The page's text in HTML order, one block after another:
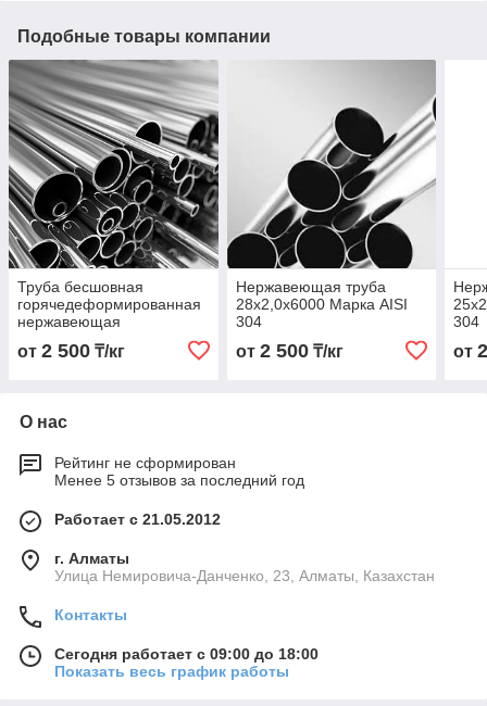
Подобные товары компании
Труба бесшовная
горячедеформированная
нержавеющая
20х2,0х6000 Марка AISI
304
от 2 500 ₸/кг
Нержавеющая труба
28х2,0х6000 Марка AISI
304
от 2 500₸/кг
304
от
О нас
Рейтинг не сформирован
Менее 5 отзывов за последний год
Работает с 21.05.2012
г. Алматы
Улица Немировича-Данченко, 23, Алматы, Казахстан
Контакты
Сегодня работает с 09:00 до 18:00
Показать весь график работы